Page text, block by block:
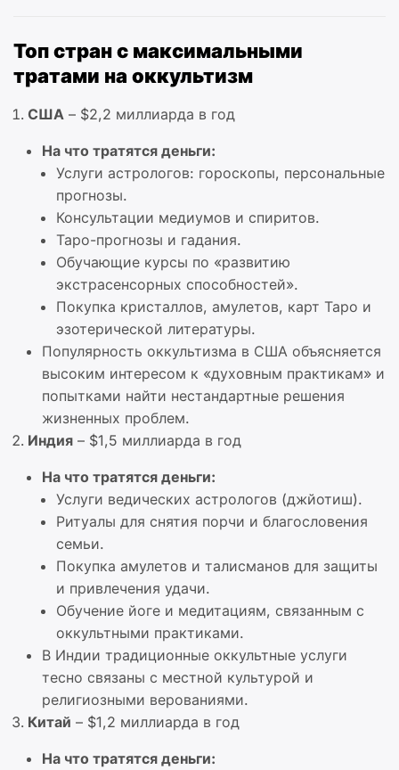
Топ стран с максимальными
тратами на оккультизм
США – $2,2 миллиарда в год
На что тратятся деньги:
Услуги астрологов: гороскопы, персональные
прогнозы.
Консультации медиумов и спиритов.
Таро-прогнозы и гадания.
Обучающие курсы по «развитию
экстрасенсорных способностей».
Покупка кристаллов, амулетов, карт Таро и
эзотерической литературы.
Популярность оккультизма в США объясняется
высоким интересом к «духовным практикам» и
попытками найти нестандартные решения
жизненных проблем.
Индия – $1,5 миллиарда в год
На что тратятся деньги:
Услуги ведических астрологов (джйотиш).
Ритуалы для снятия порчи и благословения
семьи.
Покупка амулетов и талисманов для защиты
и привлечения удачи.
Обучение йоге и медитациям, связанным с
оккультными практиками.
В Индии традиционные оккультные услуги
тесно связаны с местной культурой и
религиозными верованиями.
Китай – $1,2 миллиарда в год
На что тратятся деньги: